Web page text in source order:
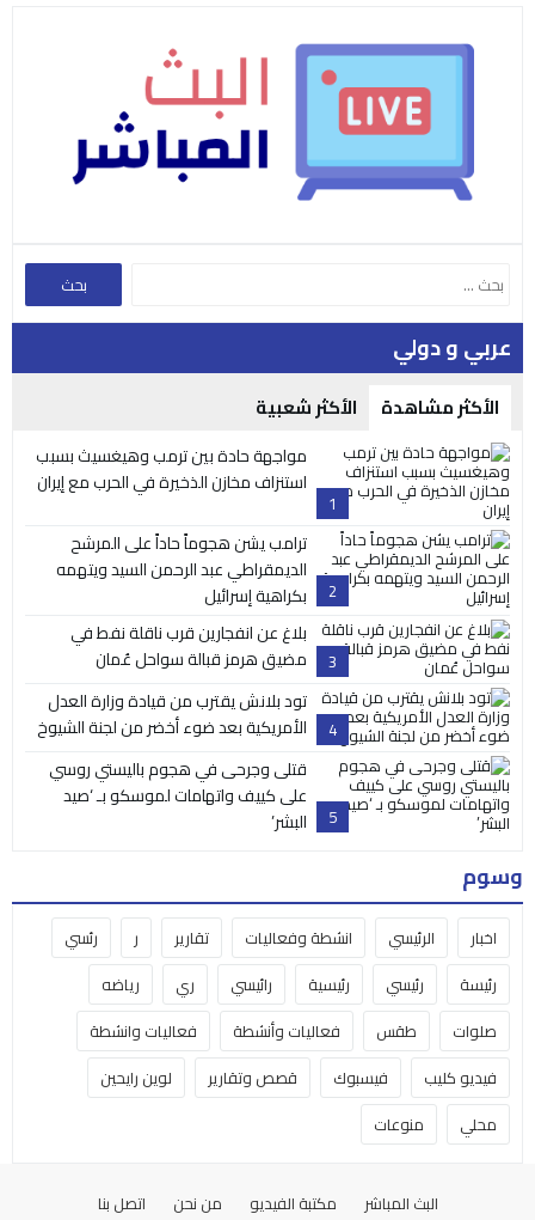
عربي و دولي
الأكثر مشاهدة الأكثر شعبية
1
مواجهة حادة بين ترمب وهيغسيث بسبب
استنزاف مخازن الذخيرة في الحرب مع إيران
2
ترامب يشن هجوماً حاداً على المرشح
الديمقراطي عبد الرحمن السيد ويتهمه
بكراهية إسرائيل
3
بلاغ عن انفجارين قرب ناقلة نفط في
مضيق هرمز قبالة سواحل عُمان
4
تود بلانش يقترب من قيادة وزارة العدل
الأمريكية بعد ضوء أخضر من لجنة الشيوخ
5
قتلى وجرحى في هجوم باليستي روسي
على كييف واتهامات لموسكو بـ ‘صيد
البشر’
وسوم
اخبار الرئيسي انشطة وفعاليات تقارير ر
رئسي
رئيسة
رئيسي رئيسية رائيسي ري
رياضه
صلوات
طقس فعاليات وأنشطة
فعاليات وانشطة
فيديو كليب
فيسبوك قصص وتقارير
لوين رايحين
محلي
منوعات
البث المباشر مكتبة الفيديو من نحن اتصل بنا